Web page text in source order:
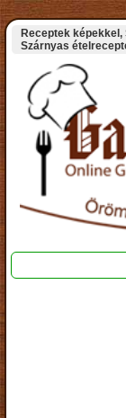
Receptek
Szárnyas